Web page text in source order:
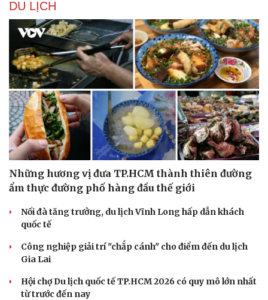
DU LỊCH
Những hương vị đưa TP.HCM thành thiên đường
ẩm thực đường phố hàng đầu thế giới
Nối đà tăng trưởng, du lịch Vĩnh Long hấp dẫn khách
quốc tế
Công nghiệp giải trí "chắp cánh" cho điểm đến du lịch
Gia Lai
Hội chợ Du lịch quốc tế TP.HCM 2026 có quy mô lớn nhất
từ trước đến nay